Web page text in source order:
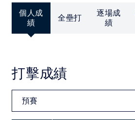
個人成
績
全壘打
逐場成
績
打擊成績